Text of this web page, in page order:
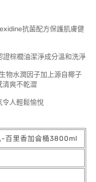
抗菌配方保護肌膚健
棕櫚油潔淨成分溫和洗淨
物水潤因子加上源自椰子
清爽不乾澀
令人輕鬆愉悅
-百里香加侖桶3800ml